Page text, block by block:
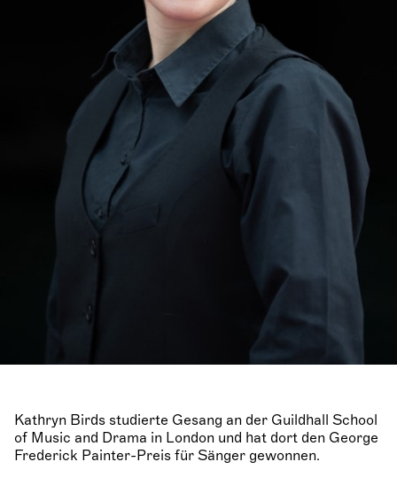
Kathryn Birds studierte Gesang an der Guildhall School
of Music and Drama in London und hat dort den George
Frederick Painter-Preis für Sänger gewonnen.